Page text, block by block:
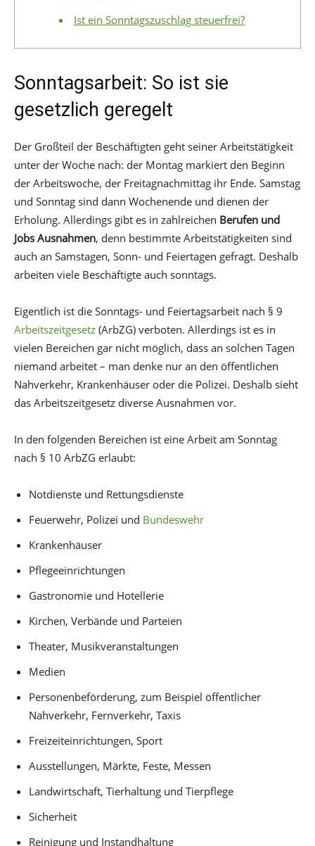
Ist ein Sonntagszuschlag steuerfrei?
Sonntagsarbeit: So ist sie
gesetzlich geregelt
Der Großteil der Beschäftigten geht seiner Arbeitstätigkeit
unter der Woche nach: der Montag markiert den Beginn
der Arbeitswoche, der Freitagnachmittag ihr Ende. Samstag
und Sonntag sind dann Wochenende und dienen der
Erholung. Allerdings gibt es in zahlreichen Berufen und
Jobs Ausnahmen, denn bestimmte Arbeitstätigkeiten sind
auch an Samstagen, Sonn- und Feiertagen gefragt. Deshalb
arbeiten viele Beschäftigte auch sonntags.
Eigentlich ist die Sonntags- und Feiertagsarbeit nach § 9
Arbeitszeitgesetz (ArbZG) verboten. Allerdings ist es in
vielen Bereichen gar nicht möglich, dass an solchen Tagen
niemand arbeitet – man denke nur an den öffentlichen
Nahverkehr, Krankenhäuser oder die Polizei. Deshalb sieht
das Arbeitszeitgesetz diverse Ausnahmen vor.
In den folgenden Bereichen ist eine Arbeit am Sonntag
nach § 10 ArbZG erlaubt:
Notdienste und Rettungsdienste
Feuerwehr, Polizei und Bundeswehr
Krankenhäuser
Pflegeeinrichtungen
Gastronomie und Hotellerie
Kirchen, Verbände und Parteien
Theater, Musikveranstaltungen
Medien
Personenbeförderung, zum Beispiel öffentlicher
Nahverkehr, Fernverkehr, Taxis
Freizeiteinrichtungen, Sport
Ausstellungen, Märkte, Feste, Messen
Landwirtschaft, Tierhaltung und Tierpflege
Sicherheit
Reinigung und Instandhaltung